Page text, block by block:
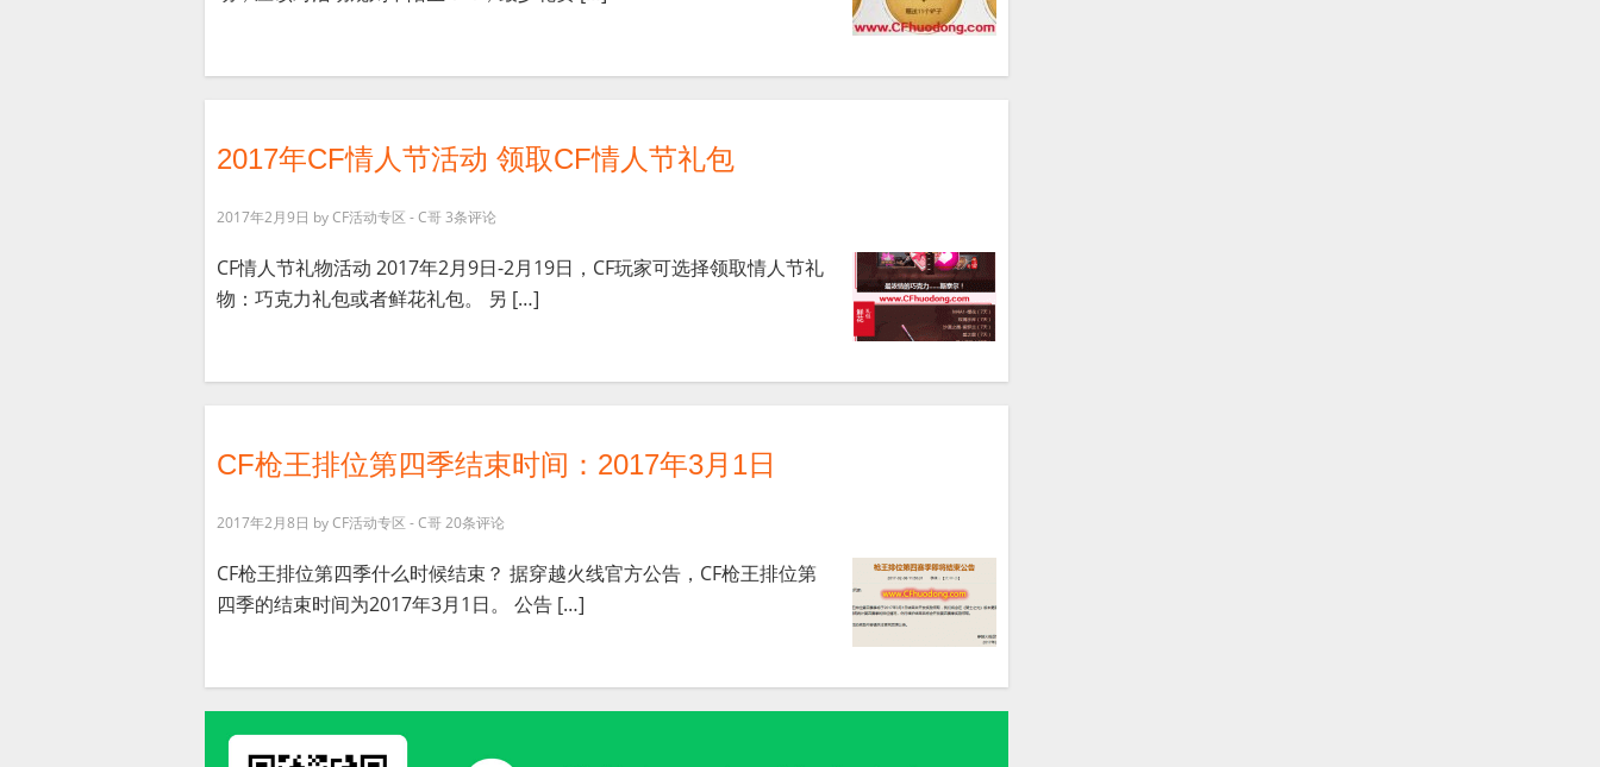
2017年CF情人节活动 领取CF情人节礼包
2017年2月9日 byCF活动专区 - C哥3条评论
CF情人节礼物活动 2017年2月9日-2月19日，CF玩家可选择领取情人节礼
物：巧克力礼包或者鲜花礼包。 另 […]
CF枪王排位第四季结束时间：2017年3月1日
2017年2月8日 byCF活动专区 - C哥20条评论
CF枪王排位第四季什么时候结束？ 据穿越火线官方公告，CF枪王排位第
四季的结束时间为2017年3月1日。 公告 […]